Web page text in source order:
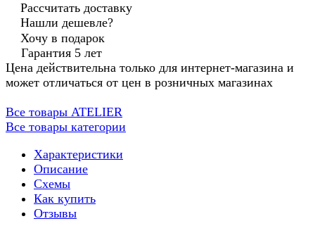
Рассчитать доставку
Нашли дешевле?
Хочу в подарок
Гарантия 5 лет
Цена действительна только для интернет-магазина и
может отличаться от цен в розничных магазинах
Все товары ATELIER
Все товары категории
Характеристики
Описание
Схемы
Как купить
Отзывы